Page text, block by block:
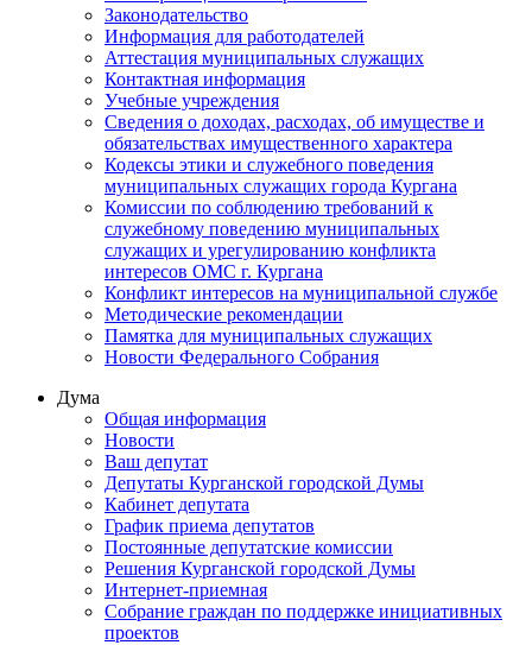
Законодательство
Информация для работодателей
Аттестация муниципальных служащих
Контактная информация
Учебные учреждения
Сведения о доходах, расходах, об имуществе и
обязательствах имущественного характера
Кодексы этики и служебного поведения
муниципальных служащих города Кургана
Комиссии по соблюдению требований к
служебному поведению муниципальных
служащих и урегулированию конфликта
интересов ОМС г. Кургана
Конфликт интересов на муниципальной службе
Методические рекомендации
Памятка для муниципальных служащих
Новости Федерального Cобрания
Дума
Общая информация
Новости
Ваш депутат
Депутаты Курганской городской Думы
Кабинет депутата
График приема депутатов
Постоянные депутатские комиссии
Решения Курганской городской Думы
Интернет-приемная
Собрание граждан по поддержке инициативных
проектов